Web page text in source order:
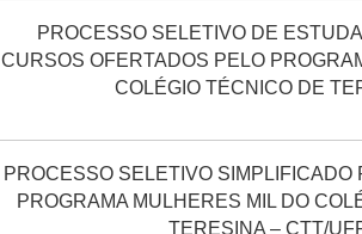
PROCESSO SELETIVO DE
CURSOS OFERTADOS PELO
COLÉGIO TÉCNICO DE
PROCESSO SELETIVO SIMPLIFICADO
PROGRAMA MULHERES MIL DO
TERESINA – CTT/